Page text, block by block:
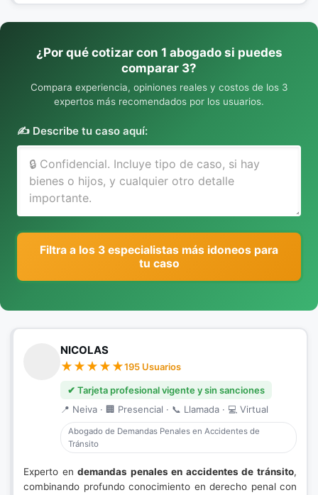
¿Por qué cotizar con 1 abogado si puedes
comparar 3?
Compara experiencia, opiniones reales y costos de los 3
expertos más recomendados por los usuarios.
✍️ Describe tu caso aquí:
Filtra a los 3 especialistas más idoneos para
tu caso
NICOLAS
195 Usuarios
✔ Tarjeta profesional vigente y sin sanciones
📍 Neiva · 🏢 Presencial · 📞 Llamada · 💻 Virtual
Abogado de Demandas Penales en Accidentes de
Tránsito
Experto endemandas penales en accidentes de tránsito,
combinando profundo conocimiento en derecho penal con